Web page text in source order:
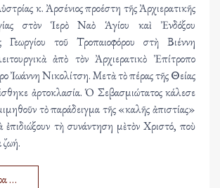
κ. Ἀρσένιος προέστη τῆς Ἀρχιερατικῆς
στὸν Ἱερὸ Ναὸ Ἁγίου καὶ Ἐνδόξου
Γεωργίου τοῦ Τροπαιοφόρου στὴ Βιέννη
ἀπὸ τὸν Ἀρχιερατικὸ Ἐπίτροπο
Ἰωάννη Νικολίτση. Μετὰ τὸ πέρας τῆς Θείας
ἀρτοκλασία. Ὁ Σεβασμιώτατος κάλεσε
τὸ παράδειγμα τῆς «καλῆς ἀπιστίας»
τὴ συνάντηση μὲ τὸν Χριστό, ποὺ
ζωή.
…